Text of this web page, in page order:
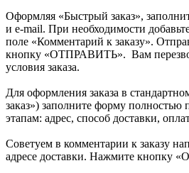
Оформляя «Быстрый заказ»,
и e-mail. При необходимости
поле «Комментарий к заказу».
кнопку «ОТПРАВИТЬ». Вам
условия заказа.
Для оформления заказа в
заказ») заполните форму полностью
этапам: адрес, способ доставки,
Советуем в комментарии к заказу
адресе доставки. Нажмите кнопку